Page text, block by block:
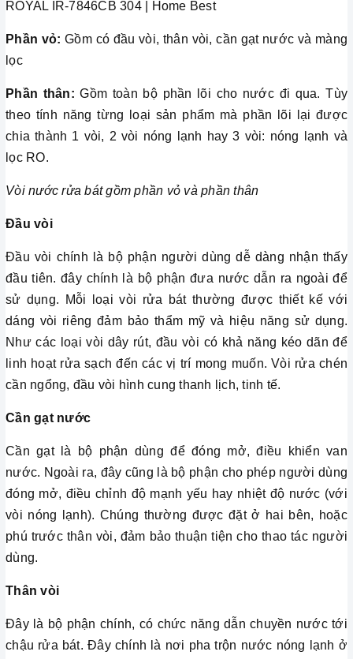
Phần vỏ: Gồm có đầu vòi, thân vòi, cần gạt nước và màng
lọc
Phần thân: Gồm toàn bộ phần lõi cho nước đi qua. Tùy
theo tính năng từng loại sản phẩm mà phần lõi lại được
chia thành 1 vòi, 2 vòi nóng lạnh hay 3 vòi: nóng lạnh và
lọc RO.
Vòi nước rửa bát gồm phần vỏ và phần thân
Đầu vòi
Đầu vòi chính là bộ phận người dùng dễ dàng nhận thấy
đầu tiên. đây chính là bộ phận đưa nước dẫn ra ngoài để
sử dụng. Mỗi loại vòi rửa bát thường được thiết kế với
dáng vòi riêng đảm bảo thẩm mỹ và hiệu năng sử dụng.
Như các loại vòi dây rút, đầu vòi có khả năng kéo dãn để
linh hoạt rửa sạch đến các vị trí mong muốn. Vòi rửa chén
cần ngổng, đầu vòi hình cung thanh lịch, tinh tế.
Cần gạt nước
Cần gạt là bộ phận dùng để đóng mở, điều khiển van
nước. Ngoài ra, đây cũng là bộ phận cho phép người dùng
đóng mở, điều chỉnh độ mạnh yếu hay nhiệt độ nước (với
vòi nóng lạnh). Chúng thường được đặt ở hai bên, hoặc
phú trước thân vòi, đảm bảo thuận tiện cho thao tác người
dùng.
Thân vòi
Đây là bộ phận chính, có chức năng dẫn chuyền nước tới
chậu rửa bát. Đây chính là nơi pha trộn nước nóng lạnh ở